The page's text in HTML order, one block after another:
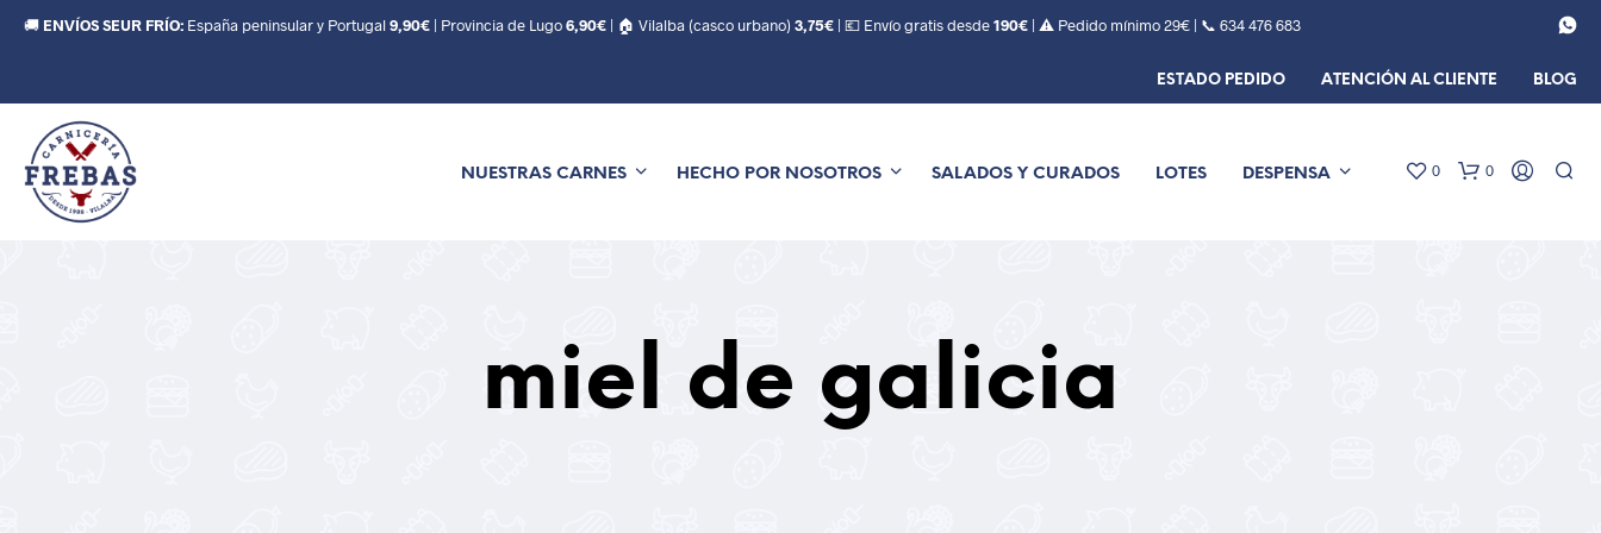
🚚 ENVÍOS SEUR FRÍO: España peninsular y Portugal9,90€ | Provincia de Lugo6,90€ | 🏠 Vilalba (casco urbano) 3,75€ | 💶 Envío gratis desde190€ | ⚠️ Pedido mínimo 29€ | 📞 634 476 683
ESTADO PEDIDO ATENCIÓN AL CLIENTE BLOG
NUESTRAS CARNES HECHO POR NOSOTROS SALADOS Y CURADOS LOTES DESPENSA 0 0
miel de galicia